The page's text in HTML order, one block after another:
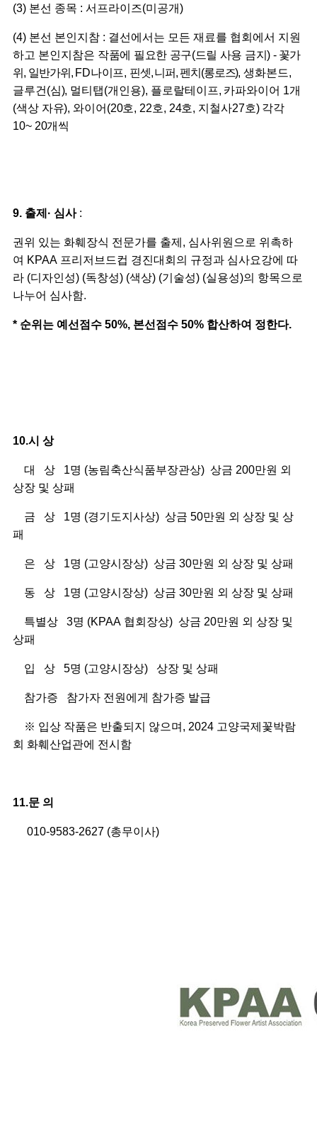
(3) 본선 종목 : 서프라이즈(미공개)
(4) 본선 본인지참 : 결선에서는 모든 재료를 협회에서 지원
하고 본인지참은 작품에 필요한 공구(드릴 사용 금지) - 꽃가
위, 일반가위 , FD나이프, 핀셋, 니퍼, 펜치(롱로즈), 생화본드,
글루건(심), 멀티탭(개인용), 플로랄테이프, 카파와이어 1개
(색상 자유), 와이어(20호, 22호, 24호, 지철사27호) 각각
10~ 20개씩
9. 출제 · 심사 :
권위 있는 화훼장식 전문가를 출제 , 심사위원으로 위촉하
여 KPAA 프리저브드컵 경진대회의 규정과 심사요강에 따
라 (디자인성) (독창성) (색상) (기술성) (실용성)의 항목으로
나누어 심사함.
* 순위는 예선점수 50%, 본선점수 50% 합산하여 정한다.
10.시 상
대 상 1명 (농림축산식품부장관상) 상금 200만원 외
상장 및 상패
금 상 1명 (경기도지사상) 상금 50만원 외 상장 및 상
패
은 상 1명 (고양시장상) 상금 30만원 외 상장 및 상패
동 상 1명 (고양시장상) 상금 30만원 외 상장 및 상패
특별상 3명 (KPAA 협회장상) 상금 20만원 외 상장 및
상패
입 상 5명 (고양시장상) 상장 및 상패
참가증 참가자 전원에게 참가증 발급
※ 입상 작품은 반출되지 않으며, 2024 고양국제꽃박람
회 화훼산업관에 전시함
11.문 의
010-9583-2627 (총무이사)